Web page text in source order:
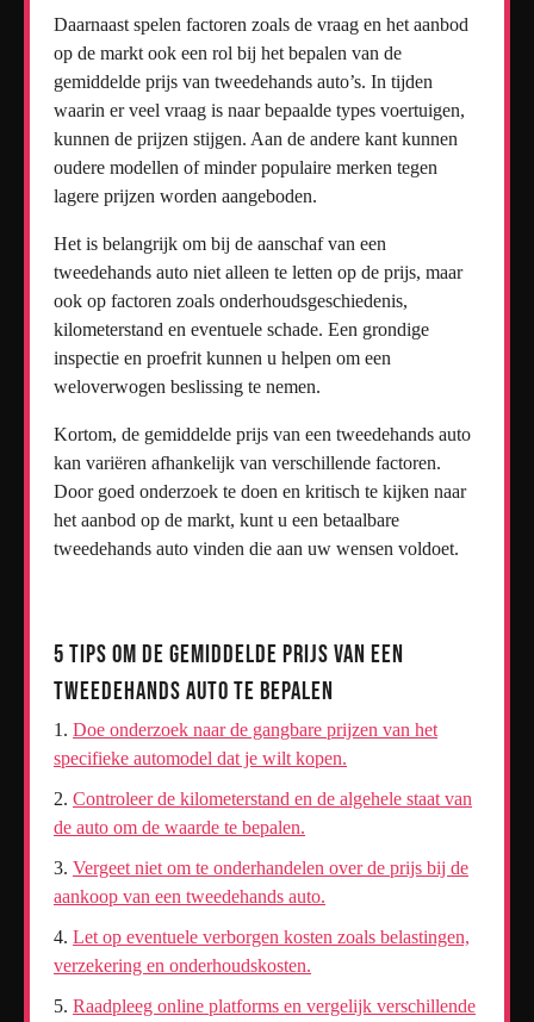
Daarnaast spelen factoren zoals de vraag en het aanbod
op de markt ook een rol bij het bepalen van de
gemiddelde prijs van tweedehands auto’s. In tijden
waarin er veel vraag is naar bepaalde types voertuigen,
kunnen de prijzen stijgen. Aan de andere kant kunnen
oudere modellen of minder populaire merken tegen
lagere prijzen worden aangeboden.
Het is belangrijk om bij de aanschaf van een
tweedehands auto niet alleen te letten op de prijs, maar
ook op factoren zoals onderhoudsgeschiedenis,
kilometerstand en eventuele schade. Een grondige
inspectie en proefrit kunnen u helpen om een
weloverwogen beslissing te nemen.
Kortom, de gemiddelde prijs van een tweedehands auto
kan variëren afhankelijk van verschillende factoren.
Door goed onderzoek te doen en kritisch te kijken naar
het aanbod op de markt, kunt u een betaalbare
tweedehands auto vinden die aan uw wensen voldoet.
5 Tips om de Gemiddelde Prijs van een
Tweedehands Auto te Bepalen
Doe onderzoek naar de gangbare prijzen van het
specifieke automodel dat je wilt kopen.
Controleer de kilometerstand en de algehele staat van
de auto om de waarde te bepalen.
Vergeet niet om te onderhandelen over de prijs bij de
aankoop van een tweedehands auto.
Let op eventuele verborgen kosten zoals belastingen,
verzekering en onderhoudskosten.
Raadpleeg online platforms en vergelijk verschillende